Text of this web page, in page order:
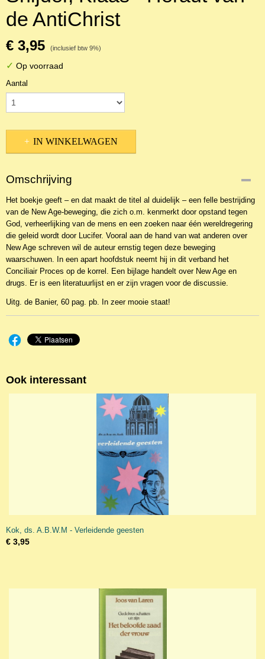
de AntiChrist
€ 3,95 (inclusief btw 9%)
✓ Op voorraad
Aantal
IN WINKELWAGEN
Omschrijving
Het boekje geeft – en dat maakt de titel al duidelijk – een felle bestrijding
van de New Age-beweging, die zich o.m. kenmerkt door opstand tegen
God, verheerlijking van de mens en een zoeken naar één wereldregering
die geleid wordt door Lucifer. Vooral aan de hand van wat anderen over
New Age schreven wil de auteur ernstig tegen deze beweging
waarschuwen. In een apart hoofdstuk neemt hij in dit verband het
Conciliair Proces op de korrel. Een bijlage handelt over New Age en
drugs. Er is een literatuurlijst en er zijn vragen voor de discussie.
Uitg. de Banier, 60 pag. pb. In zeer mooie staat!
Ook interessant
Kok, ds. A.B.W.M - Verleidende geesten
€ 3,95